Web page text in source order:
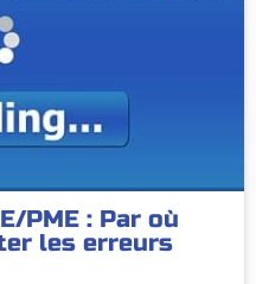
PME : Par où
les erreurs